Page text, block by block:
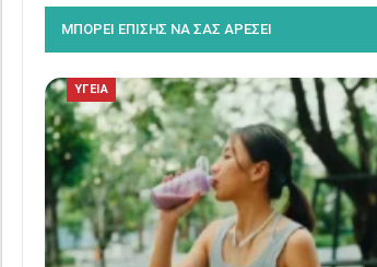
ΜΠΟΡΕΙ ΕΠΙΣΗΣ ΝΑ ΣΑΣ ΑΡΕΣΕΙ
ΥΓΕΙΑ